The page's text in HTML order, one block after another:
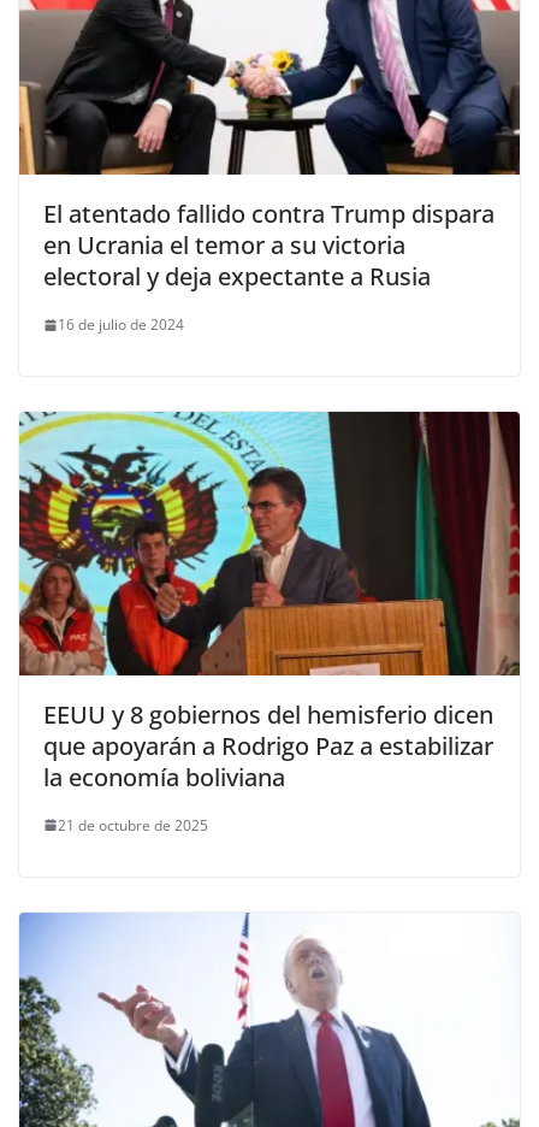
El atentado fallido contra Trump dispara
en Ucrania el temor a su victoria
electoral y deja expectante a Rusia
16 de julio de 2024
EEUU y 8 gobiernos del hemisferio dicen
que apoyarán a Rodrigo Paz a estabilizar
la economía boliviana
21 de octubre de 2025